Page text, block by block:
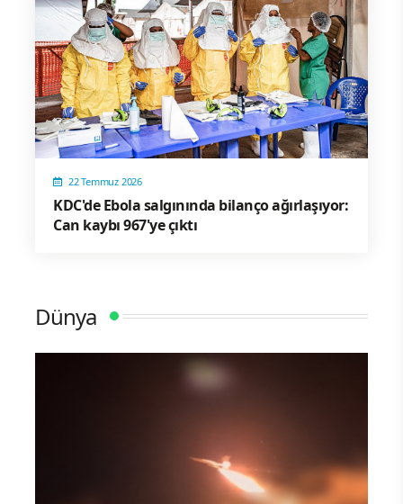
22 Temmuz 2026
KDC'de Ebola salgınında bilanço ağırlaşıyor:
Can kaybı 967'ye çıktı
Dünya